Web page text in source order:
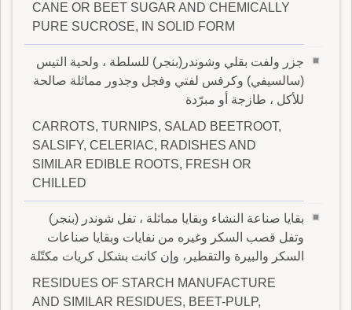
CANE OR BEET SUGAR AND CHEMICALLY
PURE SUCROSE, IN SOLID FORM
جزر ولفت بقلي وشوندر(بنجر) للسلطة ، ولحية التيس
(سالسيفي) وكرفس لفتي وفجل وجذور مماثلة صالحة
للأكل ، طازجة أو مبرّدة
CARROTS, TURNIPS, SALAD BEETROOT,
SALSIFY, CELERIAC, RADISHES AND
SIMILAR EDIBLE ROOTS, FRESH OR
CHILLED
بقايا صناعة النشاء وبقايا مماثلة ، تفل شوندر (بنجر)
وتفل قصب السكر وغيره من نفايات وبقايا صناعات
السكر والبيرة والتقطير، وإن كانت بشكل كريات مكتّلة
RESIDUES OF STARCH MANUFACTURE
AND SIMILAR RESIDUES, BEET-PULP,